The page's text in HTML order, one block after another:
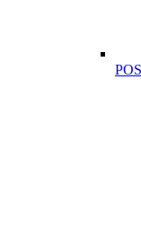
POS